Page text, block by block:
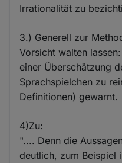
Irrationalität zu
3.) Generell zur
Vorsicht walten
einer Überschätzung
Sprachspielchen zu
Definitionen) gewarnt.
4)Zu:
".... Denn die
deutlich, zum Beispiel